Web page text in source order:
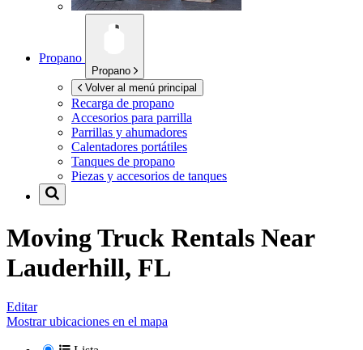
Propano
Propano
Volver al menú principal
Recarga de propano
Accesorios para parrilla
Parrillas y ahumadores
Calentadores portátiles
Tanques de propano
Piezas y accesorios de tanques
Moving Truck Rentals Near
Lauderhill, FL
Editar
Mostrar ubicaciones en el mapa